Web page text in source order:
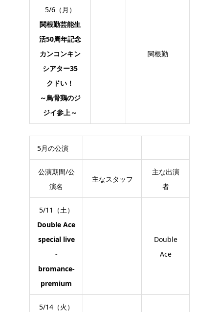
5/6（月）
関根勤芸能生
活50周年記念
カンコンキン
シアター35
クドい！
～鳥骨鶏のジ
ジイ参上～
関根勤
5月の公演
公演期間/公
演名
主なスタッフ
主な出演
者
5/11（土）
Double Ace
special live
-
bromance-
premium
Double
Ace
5/14（火）